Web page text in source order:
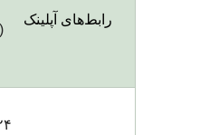
رابط‌های آپلینک